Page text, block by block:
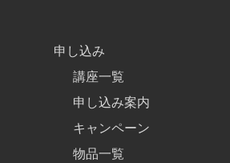
申し込み
講座一覧
申し込み案内
キャンペーン
物品一覧